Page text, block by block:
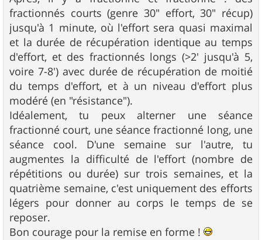
fractionnés courts (genre 30" effort, 30" récup)
jusqu'à 1 minute, où l'effort sera quasi maximal
et la durée de récupération identique au temps
d'effort, et des fractionnés longs (>2' jusqu'à 5,
voire 7-8') avec durée de récupération de moitié
du temps d'effort, et à un niveau d'effort plus
modéré (en "résistance").
Idéalement, tu peux alterner une séance
fractionné court, une séance fractionné long, une
séance cool. D'une semaine sur l'autre, tu
augmentes la difficulté de l'effort (nombre de
répétitions ou durée) sur trois semaines, et la
quatrième semaine, c'est uniquement des efforts
légers pour donner au corps le temps de se
reposer.
Bon courage pour la remise en forme !